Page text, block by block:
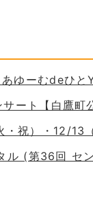
ーむdeひと
ート【白鷹町
祝）・12/
(第36回 セ